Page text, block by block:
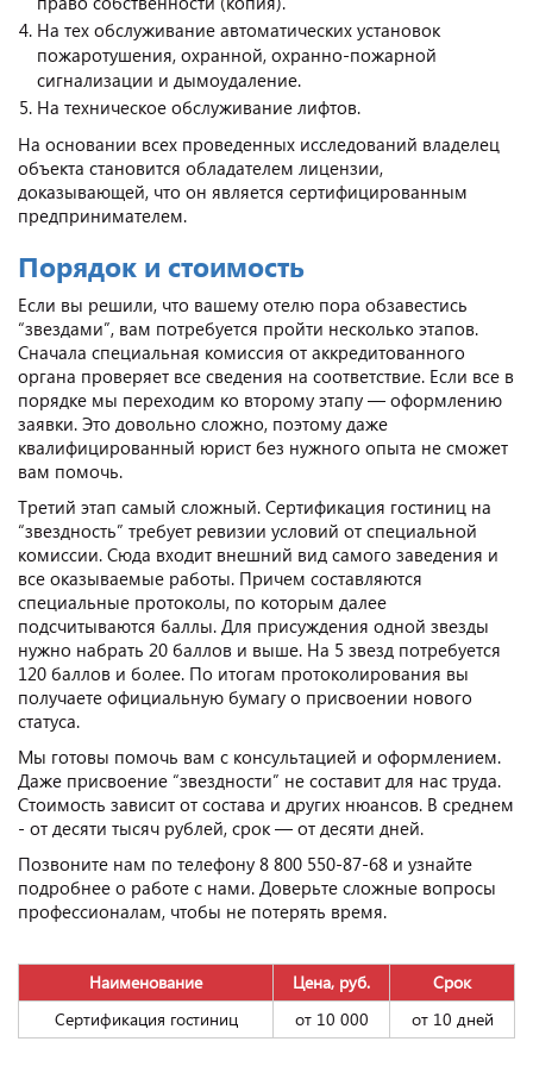
На тех обслуживание автоматических установок
пожаротушения, охранной, охранно-пожарной
сигнализации и дымоудаление.
На техническое обслуживание лифтов.
На основании всех проведенных исследований владелец
объекта становится обладателем лицензии,
доказывающей, что он является сертифицированным
предпринимателем.
Порядок и стоимость
Если вы решили, что вашему отелю пора обзавестись
“звездами”, вам потребуется пройти несколько этапов.
Сначала специальная комиссия от аккредитованного
органа проверяет все сведения на соответствие. Если все в
порядке мы переходим ко второму этапу — оформлению
заявки. Это довольно сложно, поэтому даже
квалифицированный юрист без нужного опыта не сможет
вам помочь.
Третий этап самый сложный. Сертификация гостиниц на
“звездность” требует ревизии условий от специальной
комиссии. Сюда входит внешний вид самого заведения и
все оказываемые работы. Причем составляются
специальные протоколы, по которым далее
подсчитываются баллы. Для присуждения одной звезды
нужно набрать 20 баллов и выше. На 5 звезд потребуется
120 баллов и более. По итогам протоколирования вы
получаете официальную бумагу о присвоении нового
статуса.
Мы готовы помочь вам с консультацией и оформлением.
Даже присвоение “звездности” не составит для нас труда.
Стоимость зависит от состава и других нюансов. В среднем
- от десяти тысяч рублей, срок — от десяти дней.
Позвоните нам по телефону 8 800 550-87-68 и узнайте
подробнее о работе с нами. Доверьте сложные вопросы
профессионалам, чтобы не потерять время.
Наименование Цена, руб.
Срок
Сертификация гостиниц
от 10 000 от 10 дней